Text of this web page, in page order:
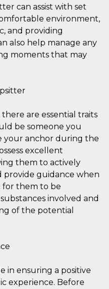
can assist with set
environment,
and providing
also help manage any
moments that may
are essential traits
be someone you
your anchor during the
excellent
them to actively
provide guidance when
for them to be
involved and
of the potential
in ensuring a positive
experience. Before
identificador de
general que se
variables de
sesión del
usuario.
sitio, pero un
buen ejemplo es
mantener un
estado de inicio
de sesión para
Esta cookie se
utiliza
rendimiento y la
optimización de
los servicios de
las páginas se
carguen más
rápido.